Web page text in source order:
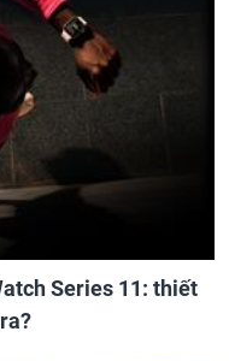
Series 11: thiết